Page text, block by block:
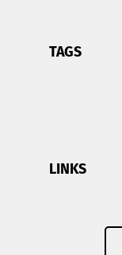
TAGS
LINKS